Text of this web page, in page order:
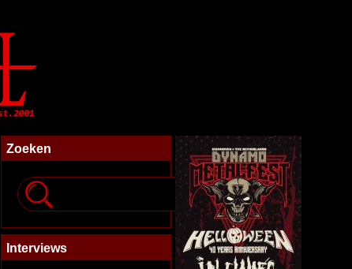
Zoeken
Interviews